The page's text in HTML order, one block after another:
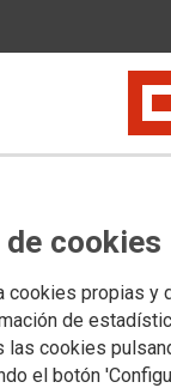
cookies
cookies propias y
de
las cookies
el botón
años.
sistema.